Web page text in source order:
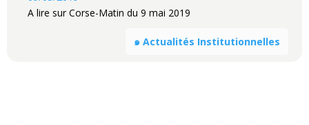
A lire sur Corse-Matin du 9 mai 2019
๑ Actualités Institutionnelles